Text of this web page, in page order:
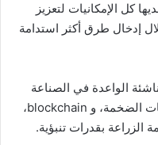
كل الإمكانيات لتعزيز
إدخال طرق أكثر استدامة
الواعدة في الصناعة
المستهدفة الآن على نطاق واسع البيانات الضخمة، و blockchain،
الزراعة بقدرات تنبؤية.